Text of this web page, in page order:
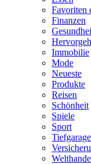
Favoriten
Finanzen
Immobilie
Mode
Neueste
Produkte
Reisen
Schönheit
Spiele
Sport